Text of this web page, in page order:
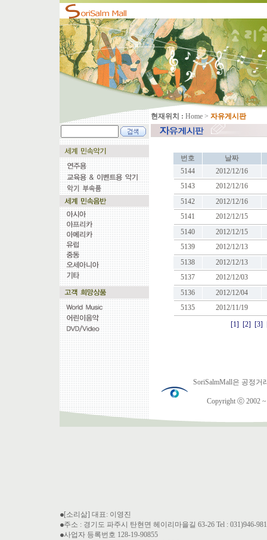
현재위치 : Home > 자유게시판
번호
날짜
5144
2012/12/16
5143
2012/12/16
5142
2012/12/16
5141
2012/12/15
5140
2012/12/15
5139
2012/12/13
5138
2012/12/13
5137
2012/12/03
5136
2012/12/04
5135
2012/11/19
[1] [2] [3]
SoriSalmMall은 공정
Copyright ⓒ 2002 ~
[소리삶] 대표: 이영진
주소 : 경기도 파주시 탄현면 헤이리마을길 63-26 Tel : 031)946-
사업자 등록번호 128-19-90855